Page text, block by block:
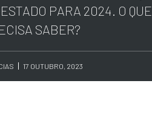
PARA 2024. O QUE
SABER?
17 OUTUBRO, 2023